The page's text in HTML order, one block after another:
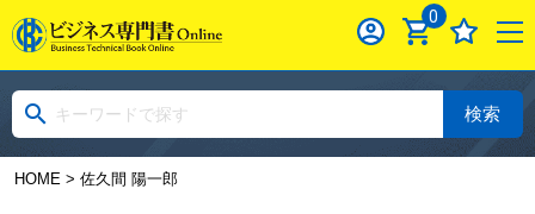
0
検索
HOME> 佐久間 陽一郎